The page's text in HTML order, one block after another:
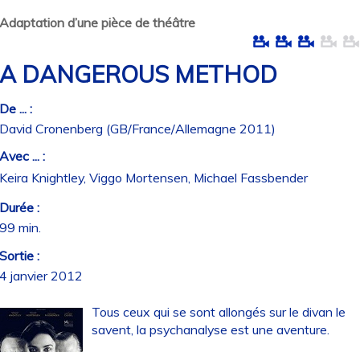
d’une pièce de théâtre
DANGEROUS METHOD
... :
Cronenberg (GB/France/Allemagne 2011)
... :
Knightley, Viggo Mortensen, Michael Fassbender
:
min.
:
janvier 2012
Tous ceux qui se sont allongés sur le divan le
savent, la psychanalyse est une aventure.